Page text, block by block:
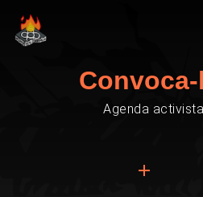
Convoca-
Agenda